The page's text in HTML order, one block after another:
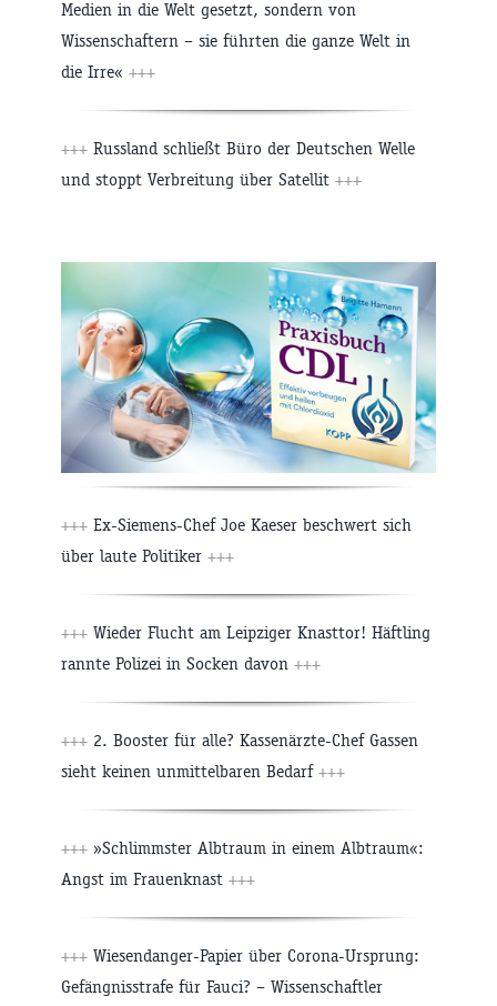
Medien in die Welt gesetzt, sondern von
Wissenschaftern – sie führten die ganze Welt in
die Irre« +++
+++ Russland schließt Büro der Deutschen Welle
und stoppt Verbreitung über Satellit +++
+++ Ex-Siemens-Chef Joe Kaeser beschwert sich
über laute Politiker +++
+++ Wieder Flucht am Leipziger Knasttor! Häftling
rannte Polizei in Socken davon +++
+++ 2. Booster für alle? Kassenärzte-Chef Gassen
sieht keinen unmittelbaren Bedarf +++
+++ »Schlimmster Albtraum in einem Albtraum«:
Angst im Frauenknast +++
+++ Wiesendanger-Papier über Corona-Ursprung:
Gefängnisstrafe für Fauci? – Wissenschaftler